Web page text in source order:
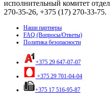
исполнительный комитет
270-35-26, +375 (17) 270-33-75.
Наши партнеры
FAQ (Вопросы/Ответы)
Политика безопасности
+375 29 647-07-07
+375 29 701-04-04
+375 17 516-95-87